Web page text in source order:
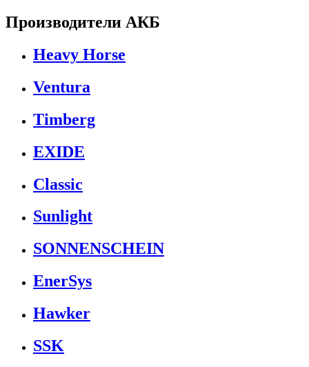
Производители АКБ
Heavy Horse
Ventura
Timberg
EXIDE
Classic
Sunlight
SONNENSCHEIN
EnerSys
Hawker
SSK